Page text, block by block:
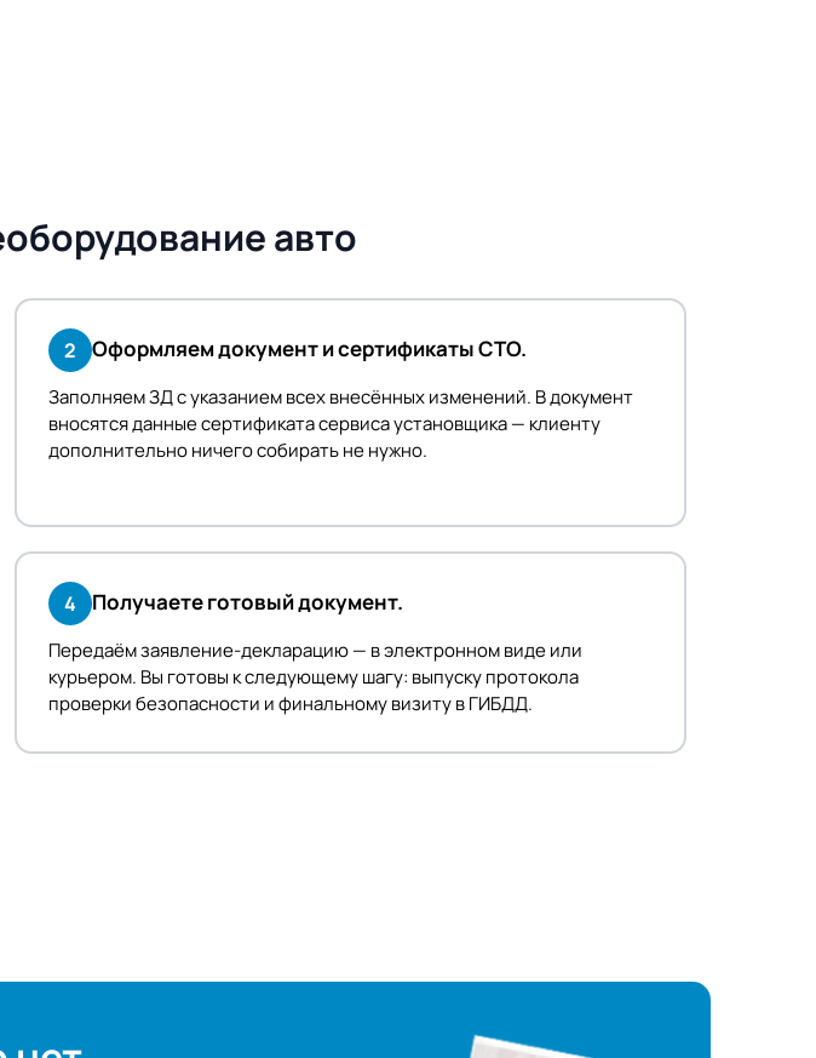
авто
2 Оформляем документ и сертификаты СТО.
Заполняем ЗД с указанием всех внесённых изменений. В документ
вносятся данные сертификата сервиса установщика — клиенту
дополнительно ничего собирать не нужно.
4 Получаете готовый документ.
Передаём заявление-декларацию — в электронном виде или
курьером. Вы готовы к следующему шагу: выпуску протокола
проверки безопасности и финальному визиту в ГИБДД.